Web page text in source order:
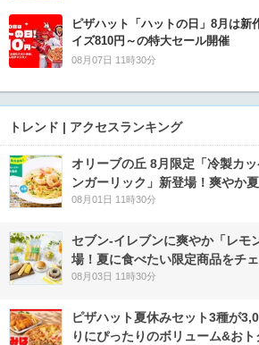
ピザハット「ハットの日」8月は新
イズ810円～の特大セール開催
08月07日 11時30分
トレンド | アクセスランキング
オリーブの丘 8月限定「冷製カ
ンガーリック」新登場！爽やか
08月01日 11時30分
セブン‐イレブンに爽やか「レモ
場！夏に食べたい限定商品をチ
08月03日 11時30分
ピザハット夏休みセット3種が
りにぴったりのボリューム&お